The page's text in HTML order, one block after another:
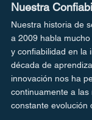
Nuestra
Nuestra historia de
a 2009 habla
y confiabilidad en la
década de
innovación nos ha
continuamente a las
constante evolución